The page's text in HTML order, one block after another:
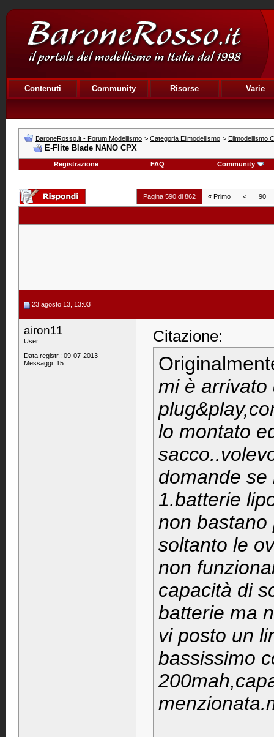
Contenuti Community Risorse Varie
BaroneRosso.it - Forum Modellismo > Categoria Elimodellismo > Elimodellismo
E-Flite Blade NANO CPX
Registrazione FAQ Community
Pagina 590 di 862 « Primo < 90
23 agosto 13, 13:03
airon11
User
Data registr.: 09-07-2013
Messaggi: 15
Citazione:
mi è arrivato
lo montato
domande
1.batterie
non bastano
soltanto le
non
capacità di
batterie ma
vi posto un
bassissimo